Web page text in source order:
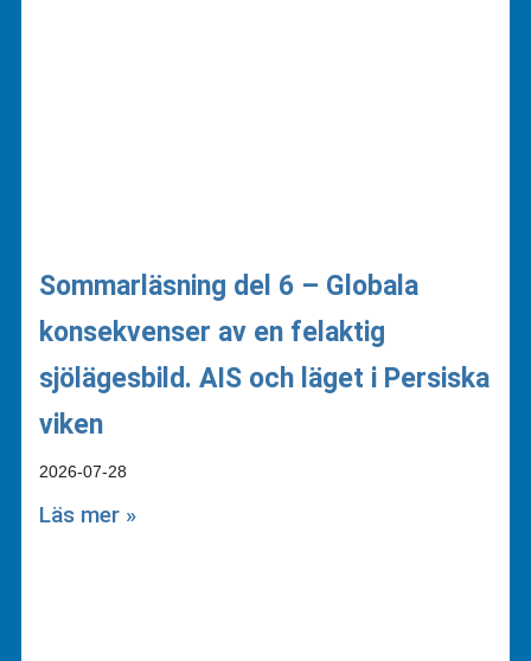
Sommarläsning del 6 – Globala
konsekvenser av en felaktig
sjölägesbild. AIS och läget i Persiska
viken
2026-07-28
Läs mer »